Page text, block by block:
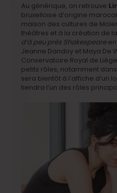
Au générique, on retrouve
bruxelloise d’origine
maison des cultures de
théâtres et à la création de
d’à peu près Shakespeare
Jeanne Dandoy et Maya De
Conservatoire Royal de
petits rôles, notamment
sera bientôt à l’affiche d’un
tiendra l’un des rôles